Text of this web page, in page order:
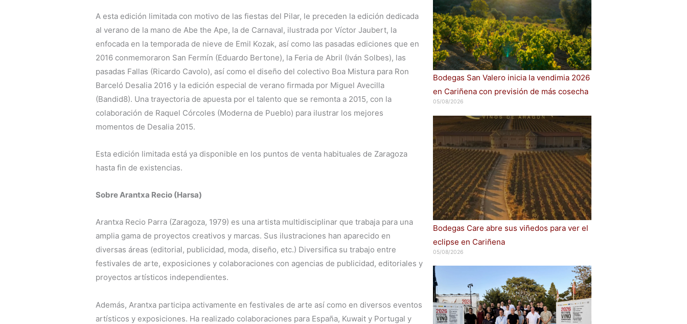
A esta edición limitada con motivo de las fiestas del Pilar, le preceden la edición dedicada
al verano de la mano de Abe the Ape, la de Carnaval, ilustrada por Víctor Jaubert, la
enfocada en la temporada de nieve de Emil Kozak, así como las pasadas ediciones que en
2016 conmemoraron San Fermín (Eduardo Bertone), la Feria de Abril (Iván Solbes), las
pasadas Fallas (Ricardo Cavolo), así como el diseño del colectivo Boa Mistura para Ron
Barceló Desalia 2016 y la edición especial de verano firmada por Miguel Avecilla
(Bandid8). Una trayectoria de apuesta por el talento que se remonta a 2015, con la
colaboración de Raquel Córcoles (Moderna de Pueblo) para ilustrar los mejores
momentos de Desalia 2015.
Esta edición limitada está ya disponible en los puntos de venta habituales de Zaragoza
hasta fin de existencias.
Sobre Arantxa Recio (Harsa)
Arantxa Recio Parra (Zaragoza, 1979) es una artista multidisciplinar que trabaja para una
amplia gama de proyectos creativos y marcas. Sus ilustraciones han aparecido en
diversas áreas (editorial, publicidad, moda, diseño, etc.) Diversifica su trabajo entre
festivales de arte, exposiciones y colaboraciones con agencias de publicidad, editoriales y
proyectos artísticos independientes.
Además, Arantxa participa activamente en festivales de arte así como en diversos eventos
artísticos y exposiciones. Ha realizado colaboraciones para España, Kuwait y Portugal y
Bodegas San Valero inicia la vendimia 2026
en Cariñena con previsión de más cosecha
05/08/2026
Bodegas Care abre sus viñedos para ver el
eclipse en Cariñena
05/08/2026